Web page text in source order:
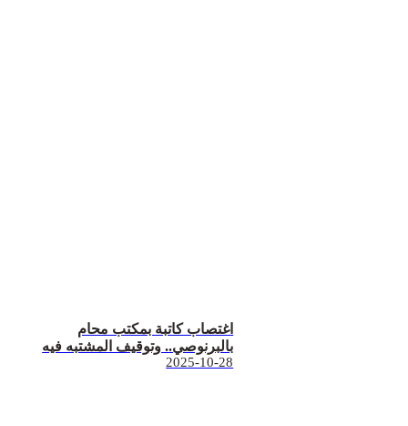
اغتصاب كاتبة بمكتب محام
بالبرنوصي.. وتوقيف المشتبه فيه
2025-10-28